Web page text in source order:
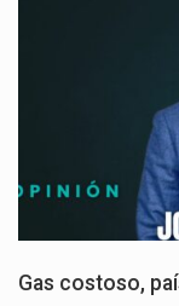
Gas costoso,